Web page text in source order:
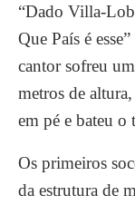
“Dado Villa-
Que País é
cantor sofreu
metros de
em pé e bateu o
Os primeiros
da estrutura de